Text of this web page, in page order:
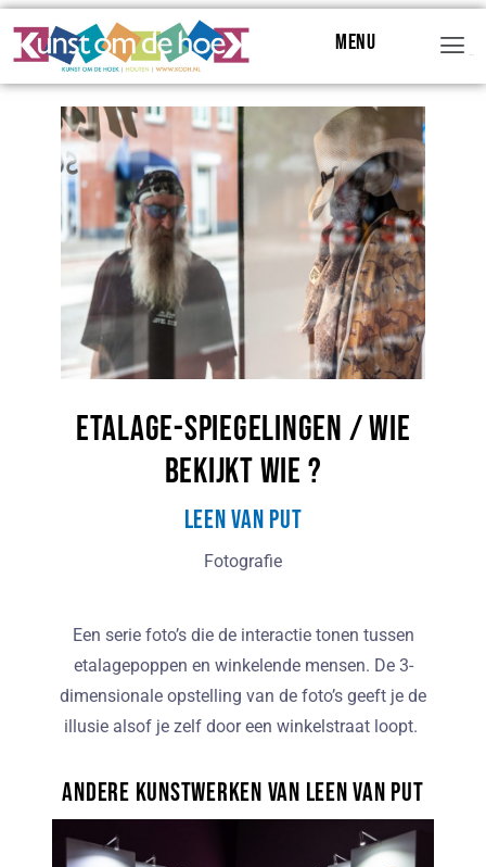
Menu
Etalage-spiegelingen / Wie
bekijkt wie ?
Leen van Put
Fotografie
Een serie foto’s die de interactie tonen tussen
etalagepoppen en winkelende mensen. De 3-
dimensionale opstelling van de foto’s geeft je de
illusie alsof je zelf door een winkelstraat loopt.
Andere kunstwerken van Leen van Put